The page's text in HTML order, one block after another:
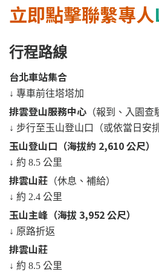
立即點擊聯繫專人
行程路線
台北車站集合
↓ 專車前往塔塔加
排雲登山服務中心 （報到、入園查
↓ 步行至玉山登山口（或依當日安
玉山登山口（海拔約 2,610 公尺）
↓ 約 8.5 公里
排雲山莊 （休息、補給）
↓ 約 2.4 公里
玉山主峰（海拔 3,952 公尺）
↓ 原路折返
排雲山莊
↓ 約 8.5 公里